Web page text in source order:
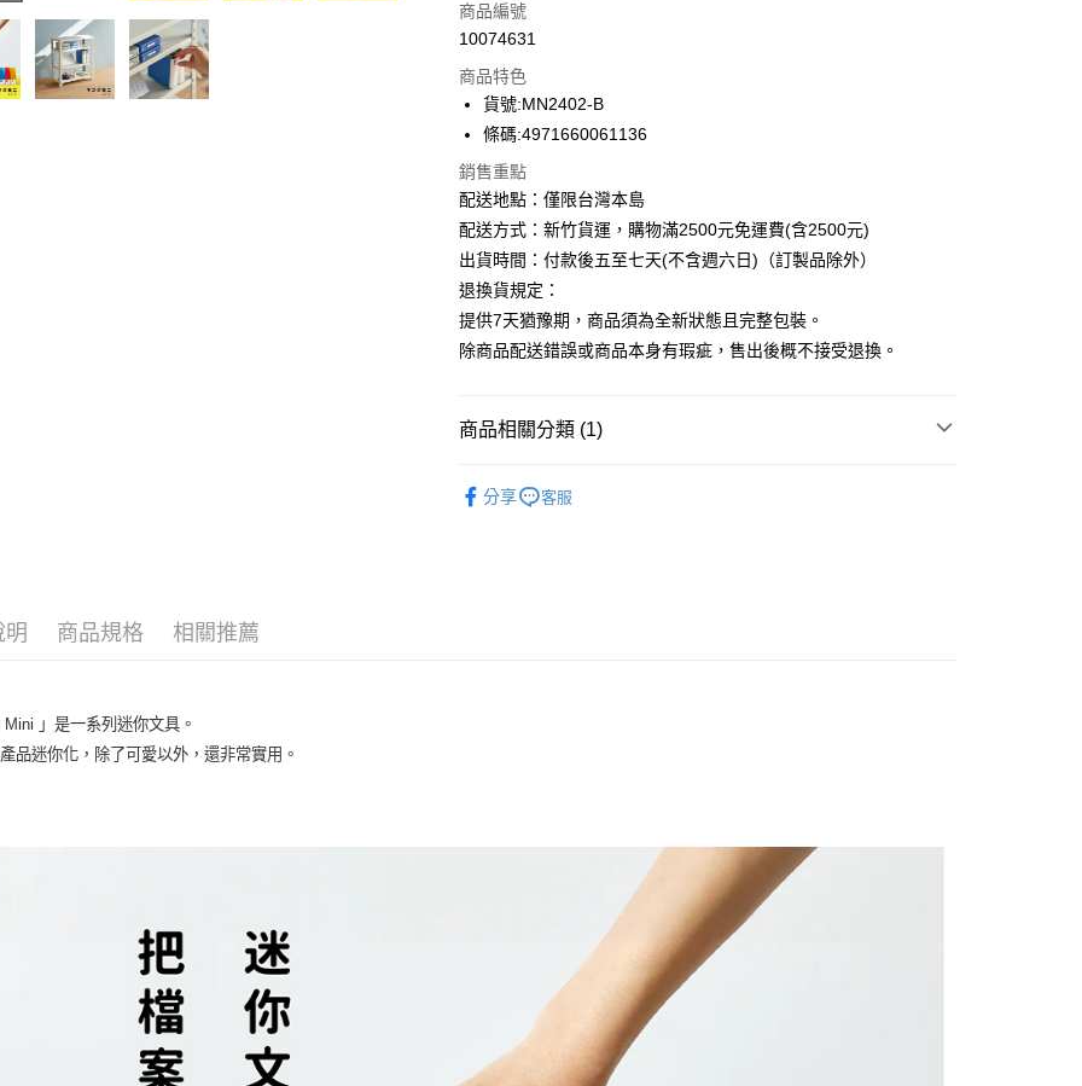
悠遊付
ATM付款
下單前請先詢問庫存
每筆NT$130，滿NT$2,500(含以上)免運費
商品編號
10074631
商品特色
貨號:MN2402-B
條碼:4971660061136
銷售重點
配送地點：僅限台灣本島
配送方式：新竹貨運，購物滿2500元免運費(含2500元)
出貨時間：付款後五至七天(不含週六日)（訂製品除外）
退換貨規定：
提供7天猶豫期，商品須為全新狀態且完整包裝。
除商品配送錯誤或商品本身有瑕疵，售出後概不接受退換。
商品相關分類 (1)
分享
客服
明 商品規格 相關推薦
Mini 」是一系列迷你文具。
品迷你化，除了可愛以外，還非常實用。